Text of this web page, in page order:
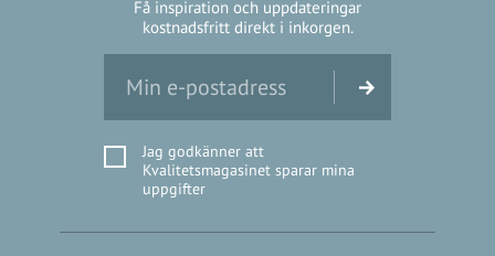
Få inspiration och uppdateringar
kostnadsfritt direkt i inkorgen.
Jag godkänner att
Kvalitetsmagasinet sparar mina
uppgifter